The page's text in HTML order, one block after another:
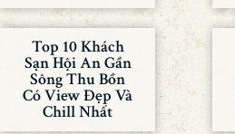
Top 10 Khách
Sạn Hội An Gần
Sông Thu Bồn
Có View Đẹp Và
Chill Nhất